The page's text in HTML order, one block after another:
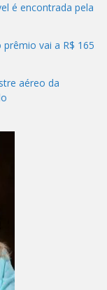
é encontrada pela
vai a R$ 165
aéreo da